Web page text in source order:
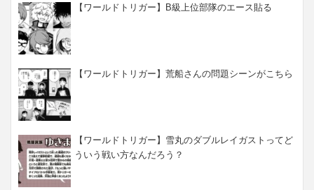
【ワールドトリガー】B級上位部隊のエース貼る
【ワールドトリガー】荒船さんの問題シーンがこちら
【ワールドトリガー】雪丸のダブルレイガストってど
ういう戦い方なんだろう？